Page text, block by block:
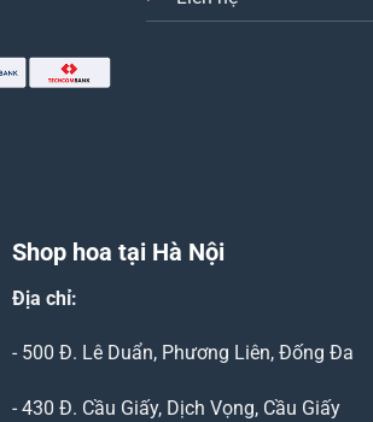
Shop hoa tại Hà Nội
Địa chỉ:
- 500 Đ. Lê Duẩn, Phương Liên, Đống Đa
- 430 Đ. Cầu Giấy, Dịch Vọng, Cầu Giấy